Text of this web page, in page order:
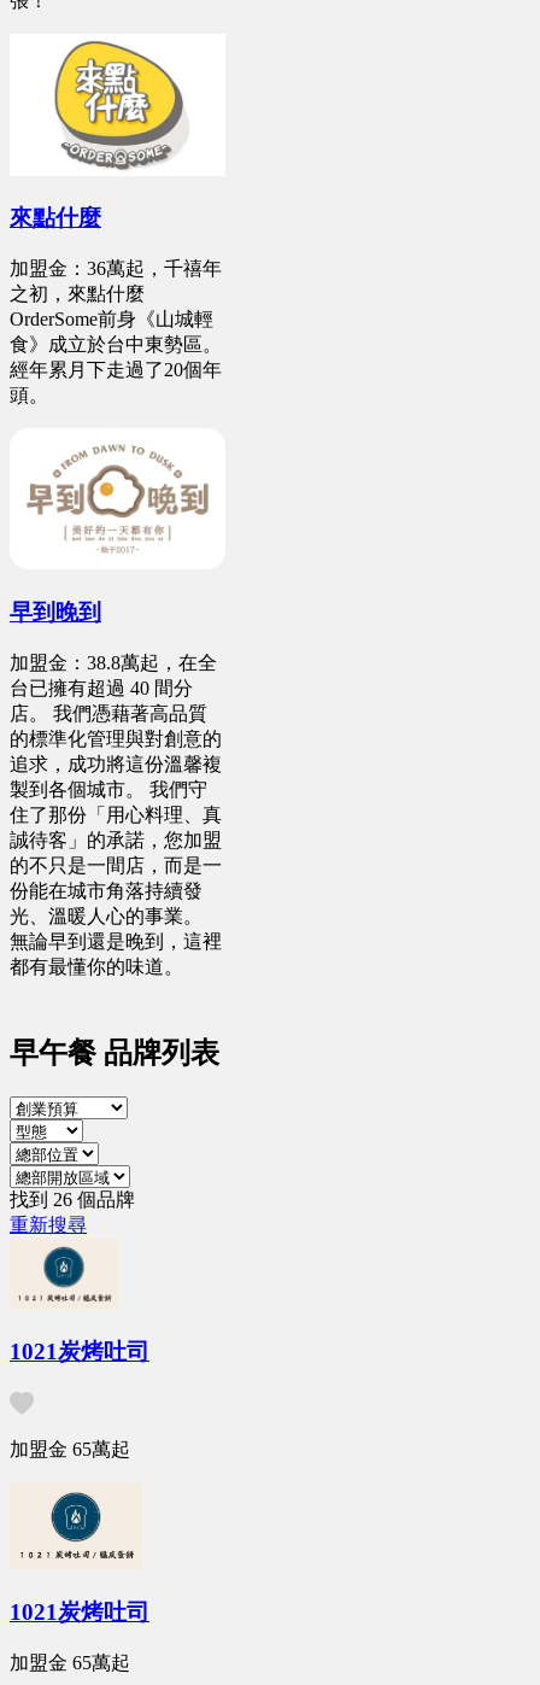
來點什麼
加盟金：36萬起，千禧年
之初，來點什麼
OrderSome前身《山城輕
食》成立於台中東勢區。
經年累月下走過了20個年
頭。
早到晚到
加盟金：38.8萬起，在全
台已擁有超過 40 間分
店。 我們憑藉著高品質
的標準化管理與對創意的
追求，成功將這份溫馨複
製到各個城市。 我們守
住了那份「用心料理、真
誠待客」的承諾，您加盟
的不只是一間店，而是一
份能在城市角落持續發
光、溫暖人心的事業。
無論早到還是晚到，這裡
都有最懂你的味道。
早午餐 品牌列表
找到 26 個品牌
重新搜尋
1021炭烤吐司
加盟金 65萬起
1021炭烤吐司
加盟金 65萬起